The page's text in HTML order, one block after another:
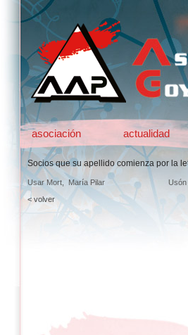
asociación actualidad
Socios que su apellido comienza por la
Usar Mort, María Pilar
< volver